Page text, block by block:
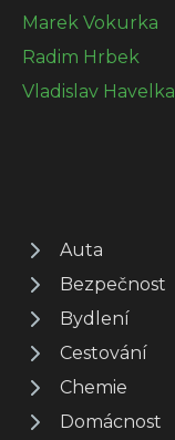
Marek Vokurka
Radim Hrbek
Vladislav Havelka
Auta
Bezpečnost
Bydlení
Cestování
Chemie
Domácnost